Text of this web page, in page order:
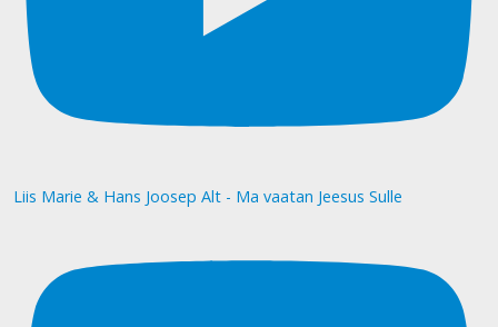
Liis Marie & Hans Joosep Alt - Ma vaatan Jeesus Sulle